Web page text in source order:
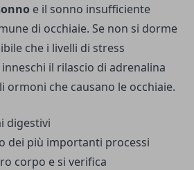
e il sonno insufficiente
di occhiaie. Se non si dorme
che i livelli di stress
il rilascio di adrenalina
ormoni che causano le occhiaie.
digestivi
dei più importanti processi
corpo e si verifica